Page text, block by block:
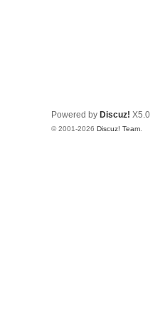
Powered by Discuz! X5.0
© 2001-2026 Discuz! Team